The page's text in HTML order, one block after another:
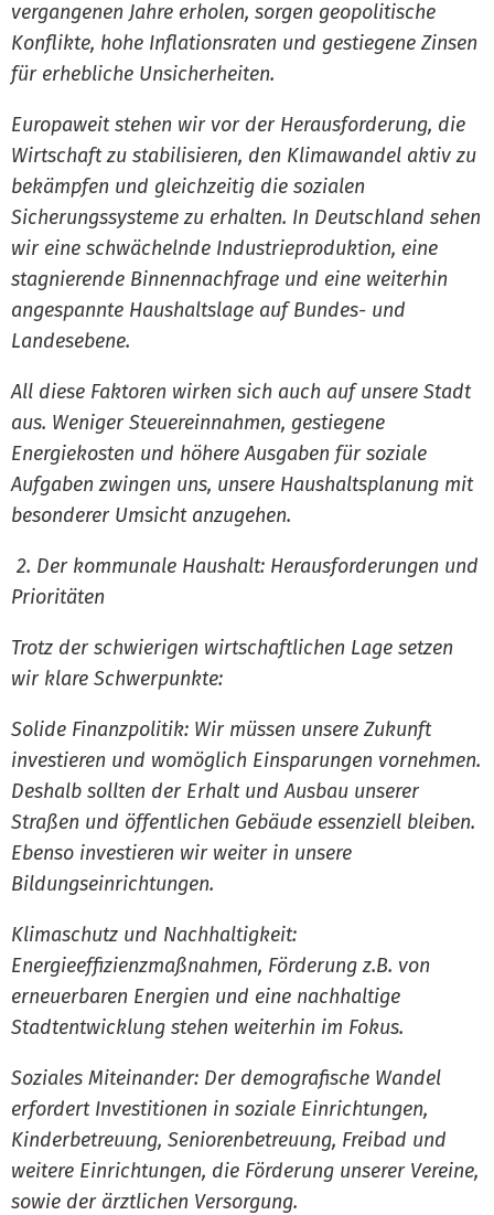
vergangenen Jahre erholen, sorgen geopolitische
Konflikte, hohe Inflationsraten und gestiegene Zinsen
für erhebliche Unsicherheiten.
Europaweit stehen wir vor der Herausforderung, die
Wirtschaft zu stabilisieren, den Klimawandel aktiv zu
bekämpfen und gleichzeitig die sozialen
Sicherungssysteme zu erhalten. In Deutschland sehen
wir eine schwächelnde Industrieproduktion, eine
stagnierende Binnennachfrage und eine weiterhin
angespannte Haushaltslage auf Bundes- und
Landesebene.
All diese Faktoren wirken sich auch auf unsere Stadt
aus. Weniger Steuereinnahmen, gestiegene
Energiekosten und höhere Ausgaben für soziale
Aufgaben zwingen uns, unsere Haushaltsplanung mit
besonderer Umsicht anzugehen.
2. Der kommunale Haushalt: Herausforderungen und
Prioritäten
Trotz der schwierigen wirtschaftlichen Lage setzen
wir klare Schwerpunkte:
Solide Finanzpolitik: Wir müssen unsere Zukunft
investieren und womöglich Einsparungen vornehmen.
Deshalb sollten der Erhalt und Ausbau unserer
Straßen und öffentlichen Gebäude essenziell bleiben.
Ebenso investieren wir weiter in unsere
Bildungseinrichtungen.
Klimaschutz und Nachhaltigkeit:
Energieeffizienzmaßnahmen, Förderung z.B. von
erneuerbaren Energien und eine nachhaltige
Stadtentwicklung stehen weiterhin im Fokus.
Soziales Miteinander: Der demografische Wandel
erfordert Investitionen in soziale Einrichtungen,
Kinderbetreuung, Seniorenbetreuung, Freibad und
weitere Einrichtungen, die Förderung unserer Vereine,
sowie der ärztlichen Versorgung.